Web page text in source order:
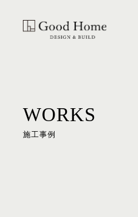
WORKS
施工事例